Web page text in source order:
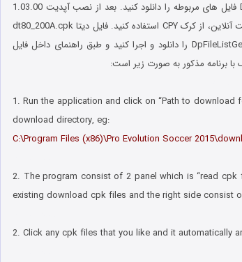
* برای آپدیت بازی به نسخه 1.03.00 و اضافه کردن DLC 2.00 فایل های مربوطه را دانلود کنید. بعد از نصب آپدیت 1.03.00
بازی را با کرک RELOADED کرک کنید. جهت انجام بازی با قابلیت آنلاین، از کرک CPY استفاده کنید. فایل دیتا dt80_200A.cpk
را در پوشه download کپی کنید. سپس برنامه DpFileListGenerator v1.3 را دانلود و اجرا کنید و طبق راهنمای داخل فایل
1. Run the application and click on “Path to
download directory, eg:
C:\Program Files (x86)\Pro Evolution Soccer
2. The program consist of 2 panel which is “read
existing download cpk files and the right side consist
2. Click any cpk files that you like and it automatically